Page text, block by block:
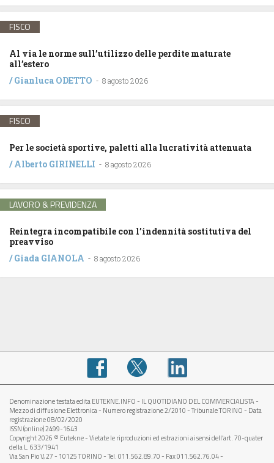
FISCO
Al via le norme sull’utilizzo delle perdite maturate
all’estero
/Gianluca ODETTO - 8 agosto 2026
FISCO
Per le società sportive, paletti alla lucratività attenuata
/Alberto GIRINELLI - 8 agosto 2026
LAVORO & PREVIDENZA
Reintegra incompatibile con l’indennità sostitutiva del
preavviso
/Giada GIANOLA - 8 agosto 2026
Denominazione testata edita EUTEKNE.INFO - IL QUOTIDIANO DEL COMMERCIALISTA -
Mezzo di diffusione Elettronica - Numero registrazione 2/2010 - Tribunale TORINO - Data
registrazione 08/02/2020
ISSN (online) 2499-1643
Copyright 2026 © Eutekne - Vietate le riproduzioni ed estrazioni ai sensi dell’art. 70-quater
della L. 633/1941
Via San Pio V, 27 - 10125 TORINO - Tel. 011.562.89.70 - Fax 011.562.76.04 -